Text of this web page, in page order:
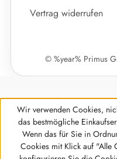
Vertrag widerrufen
© %year% Primus
Werkzeugleiste
Wir verwenden Cookies,
das bestmögliche
Wenn das für Sie in
Cookies mit Klick auf "Alle